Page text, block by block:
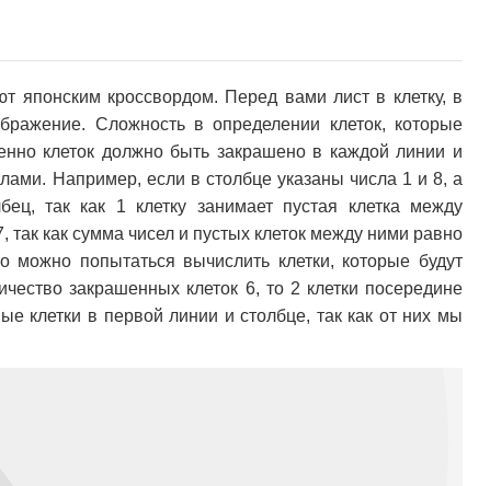
кроссвордом. Перед вами лист в клетку, в
Сложность в определении клеток, которые
клеток должно быть закрашено в каждой линии и
Например, если в столбце указаны числа 1 и 8, а
так как 1 клетку занимает пустая клетка между
как сумма чисел и пустых клеток между ними равно
попытаться вычислить клетки, которые будут
закрашенных клеток 6, то 2 клетки посередине
клетки в первой линии и столбце, так как от них мы